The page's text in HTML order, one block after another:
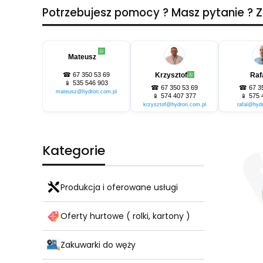
Potrzebujesz pomocy ? Masz pytanie ?
Mateusz
☎ 67 350 53 69
📱 535 546 903
mateusz@hydron.com.pl
Krzysztof
☎ 67 350 53 69
📱 574 407 377
krzysztof@hydron.com.pl
☎ 67
📱 575
Kategorie
Produkcja i oferowane usługi
Oferty hurtowe ( rolki, kartony )
Zakuwarki do węży